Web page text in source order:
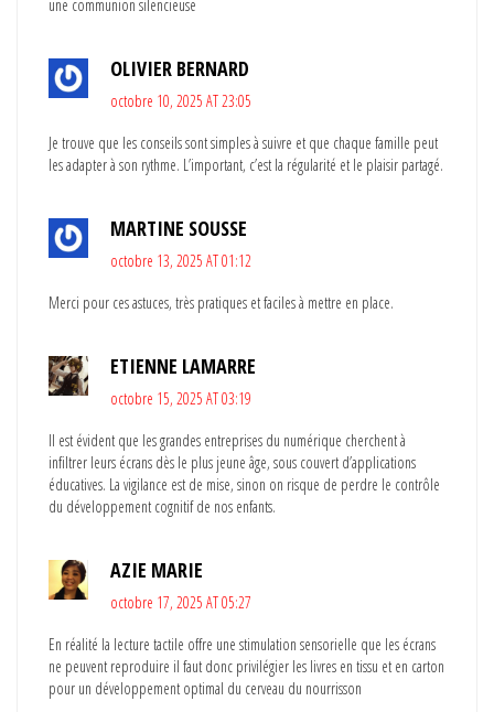
une communion silencieuse
OLIVIER BERNARD
octobre 10, 2025 AT 23:05
Je trouve que les conseils sont simples à suivre et que chaque famille peut
les adapter à son rythme. L’important, c’est la régularité et le plaisir partagé.
MARTINE SOUSSE
octobre 13, 2025 AT 01:12
Merci pour ces astuces, très pratiques et faciles à mettre en place.
ETIENNE LAMARRE
octobre 15, 2025 AT 03:19
Il est évident que les grandes entreprises du numérique cherchent à
infiltrer leurs écrans dès le plus jeune âge, sous couvert d’applications
éducatives. La vigilance est de mise, sinon on risque de perdre le contrôle
du développement cognitif de nos enfants.
AZIE MARIE
octobre 17, 2025 AT 05:27
En réalité la lecture tactile offre une stimulation sensorielle que les écrans
ne peuvent reproduire il faut donc privilégier les livres en tissu et en carton
pour un développement optimal du cerveau du nourrisson